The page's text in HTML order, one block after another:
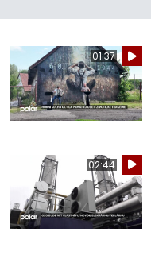
01:37
02:44